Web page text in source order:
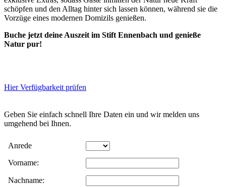
schöpfen und den Alltag hinter sich lassen können, während sie die
Vorzüge eines modernen Domizils genießen.
Buche jetzt deine Auszeit im Stift Ennenbach und genieße
Natur pur!
Hier Verfügbarkeit prüfen
Geben Sie einfach schnell Ihre Daten ein und wir melden uns
umgehend bei Ihnen.
Anrede
Vorname:
Nachname:
Daten werden
gesendet. Bitte